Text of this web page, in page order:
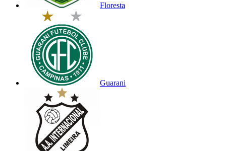
Floresta
Guarani